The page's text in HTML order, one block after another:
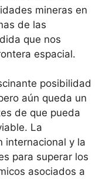
mineras en
de las
que nos
espacial.
posibilidad
aún queda un
de que pueda
La
internacional y la
para superar los
asociados a